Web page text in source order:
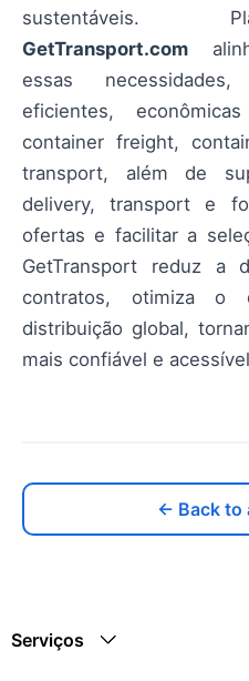
sustentáveis.
GetTransport.com
essas
eficientes,
container freight,
transport, além de
delivery, transport e
ofertas e facilitar a
GetTransport reduz a
contratos, otimiza o
distribuição global,
mais confiável e
← Back to
Serviços